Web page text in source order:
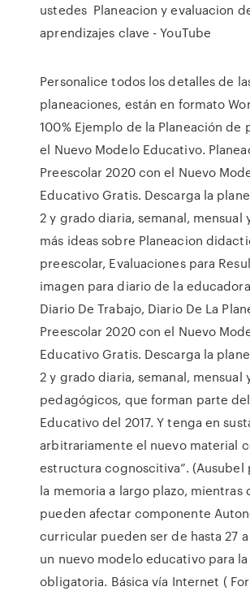
ustedes Planeacion y evaluacion
aprendizajes clave - YouTube
Personalice todos los detalles de
planeaciones, están en formato
100% Ejemplo de la Planeación de
el Nuevo Modelo Educativo.
Preescolar 2020 con el Nuevo
Educativo Gratis. Descarga la
2 y grado diaria, semanal, mensual
más ideas sobre Planeacion
preescolar, Evaluaciones para
imagen para diario de la
Diario De Trabajo, Diario De La
Preescolar 2020 con el Nuevo
Educativo Gratis. Descarga la
2 y grado diaria, semanal, mensual
pedagógicos, que forman parte
Educativo del 2017. Y tenga en
arbitrariamente el nuevo material
estructura cognoscitiva”. (Ausubel
la memoria a largo plazo, mientras
pueden afectar componente
curricular pueden ser de hasta 27 a
un nuevo modelo educativo para
obligatoria. Básica vía Internet (